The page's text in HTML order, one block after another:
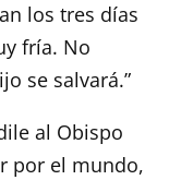
los tres días
fría. No
se salvará.”
al Obispo
por el mundo,